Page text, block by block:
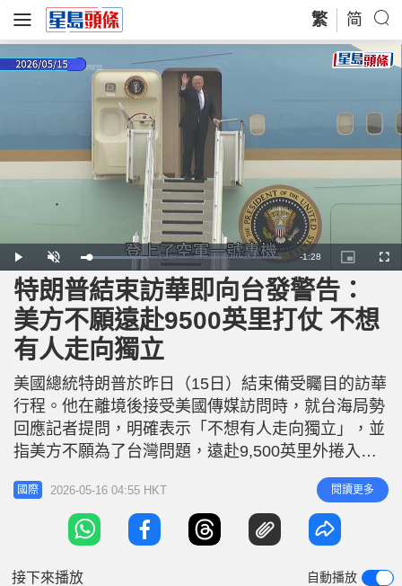
繁 简
P
l
a
y
U
n
m
u
t
L
o
a
d
e
d
:
3
2
.
8
2
R
e
m
n
n
-1:28
P
i
c
u
r
e
-
c
t
r
e
F
u
特朗普結束訪華即向台發警告：
美方不願遠赴9500英里打仗 不想
有人走向獨立
美國總統特朗普於昨日（15日）結束備受矚目的訪華
行程。他在離境後接受美國傳媒訪問時，就台海局勢
回應記者提問，明確表示「不想有人走向獨立」，並
指美方不願為了台灣問題，遠赴9,500英里外捲入戰
爭，這番言論被外界視為對台方的嚴厲警告。 特朗
普在接受霍士新聞（Fox News）專訪時，被問及與
國家主席習近平會晤後，台灣民眾應感到更安全還是
更不安全。特朗普採取「中立」立場回應，指這種現
國際 2026-05-16 04:55 HKT 閱讀更多
接下來播放 自動播放